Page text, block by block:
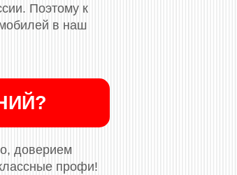
Поэтому к
в наш
доверием
профи!